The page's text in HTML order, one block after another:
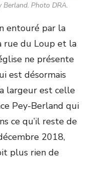
Berland. Photo DRA.
entouré par la
rue du Loup et la
ne présente
est désormais
largeur est celle
Pey-Berland qui
ce qu’il reste de
2018,
plus rien de